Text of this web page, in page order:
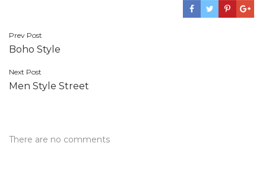
Post
navigation
Prev Post
Boho Style
Next Post
Men Style Street
There are no comments